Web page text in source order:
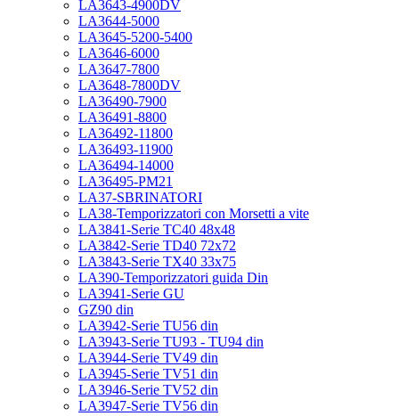
LA3643-4900DV
LA3644-5000
LA3645-5200-5400
LA3646-6000
LA3647-7800
LA3648-7800DV
LA36490-7900
LA36491-8800
LA36492-11800
LA36493-11900
LA36494-14000
LA36495-PM21
LA37-SBRINATORI
LA38-Temporizzatori con Morsetti a vite
LA3841-Serie TC40 48x48
LA3842-Serie TD40 72x72
LA3843-Serie TX40 33x75
LA390-Temporizzatori guida Din
LA3941-Serie GU
GZ90 din
LA3942-Serie TU56 din
LA3943-Serie TU93 - TU94 din
LA3944-Serie TV49 din
LA3945-Serie TV51 din
LA3946-Serie TV52 din
LA3947-Serie TV56 din